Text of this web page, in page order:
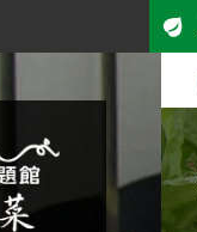
口網